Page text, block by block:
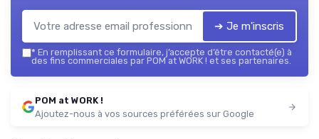
➔ Je m'inscris
* En remplissant ce formulaire, j’accepte d’être contacté(e) à
des fins commerciales par POM at WORK ! et ses partenaires.
POM at WORK !
Ajoutez-nous à vos sources préférées sur Google